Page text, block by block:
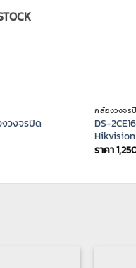
วงจรปิด
กล้องวงจร
DS-
ราคา